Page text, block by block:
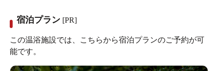
宿泊プラン [PR]
この温浴施設では、こちらから宿泊プランのご予約が可
能です。